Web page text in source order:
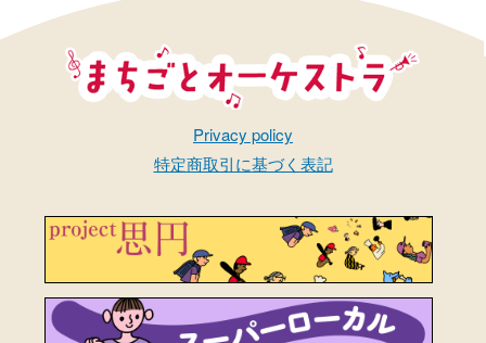
Privacy policy
特定商取引に基づく表記